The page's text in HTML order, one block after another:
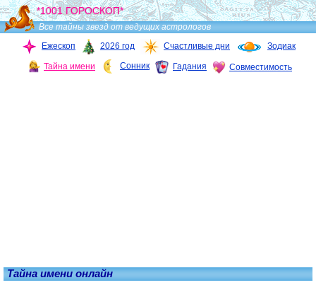
*1001 ГОРОСКОП*
Все тайны звезд от ведущих астрологов
Ежескоп
2026 год Счастливые дни Зодиак
Тайна имени Сонник Гадания Совместимость
Тайна имени онлайн